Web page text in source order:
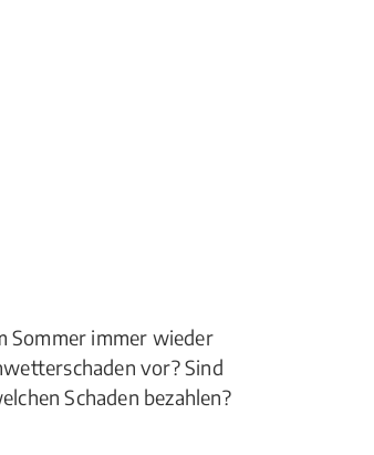
Sommer immer wieder
vor? Sind
Schaden bezahlen?